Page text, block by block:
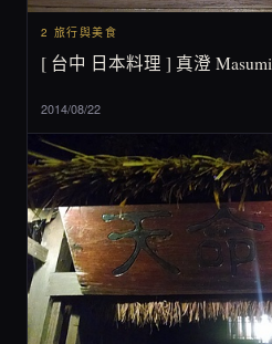
2 旅行與美食
[ 台中 日本料理 ] 真澄 Masumi
2014/08/22